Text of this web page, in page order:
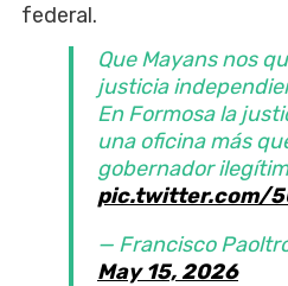
federal.
Que Mayans nos
justicia
En Formosa la
una oficina más
gobernador
pic.twitter.com/
— Francisco
May 15, 2026